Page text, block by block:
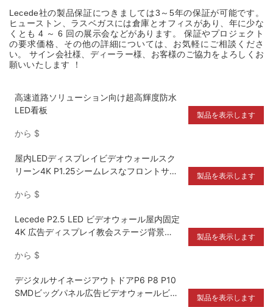
Lecede社の製品保証につきましては3～5年の保証が可能です。
ヒューストン、ラスベガスには倉庫とオフィスがあり、年に少な
くとも 4 ～ 6 回の展示会などがあります。 保証やプロジェクト
の要求価格、その他の詳細については、お気軽にご相談くださ
い。 サイン会社様、ディーラー様、お客様のご協力をよろしくお
願いいたします
！
高速道路ソリューション向け超高輝度防水
LED看板
から $
製品を表示します
屋内LEDディスプレイビデオウォールスク
リーン4K P1.25シームレスなフロントサー
から $
製品を表示します
Lecede P2.5 LED ビデオウォール屋内固定
4K 広告ディスプレイ教会ステージ背景
から $
製品を表示します
デジタルサイネージアウトドアP6 P8 P10
SMDビッグパネル広告ビデオウォールビル
製品を表示します